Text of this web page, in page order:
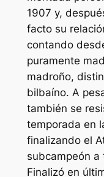
1907 y,
facto su
contando
puramente
madroño,
bilbaíno. A
también se
temporada en
finalizando el
subcampeón a
Finalizó en